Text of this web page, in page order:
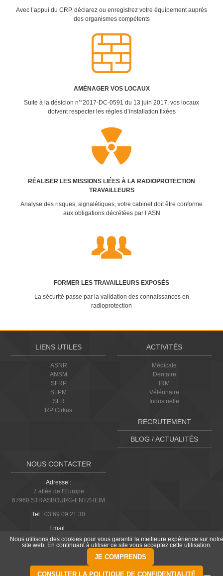
Avec l’appui du CRP, déclarez ou enregistrez votre équipement auprès
des organismes compétents
AMÉNAGER VOS LOCAUX
Suite à la désicion n’°2017-DC-0591 du 13 juin 2017, vos locaux
doivent respecter les règles d’installation fixées
RÉALISER LES MISSIONS LIÉES À LA RADIOPROTECTION
TRAVAILLEURS
Analyse des risques, signalétiques, votre cabinet doit être conforme
aux obligations décrétées par l’ASN
FORMER LES TRAVAILLEURS EXPOSÉS
La sécurité passe par la validation des connaissances en
radioprotection
LIENS UTILES
ASNR
ANSM
SFRP
SFPM
SFR
RP Cirkus
ACTIVITÉS
Médicale
Dentaire
IRM
Vétérinaire
Industrielle
RECRUTEMENT
BLOG / ACTUALITÉS
NOUS CONTACTER
Adresse :
7 allée de l'Europe
67960 STRASBOURG-ENTZHEIM
Tel : 03 69 09 21 30
Email :
info@alara-expertise.fr
CRÉATION KEOPZ.FR
ALARA EXPERTISE (C) 2026
TOUS DROITS RÉSERVÉS
MENTIONS LÉGALES
POLITIQUE DE CONFIDENTIALITÉ
Nous utilisons des cookies pour vous garantir la meilleure expérience sur notre
site web. En continuant à utiliser ce site vous acceptez cette utilisation.
JE COMPRENDS
CONSULTER LA POLITIQUE DE CONFIDENTIALITÉ